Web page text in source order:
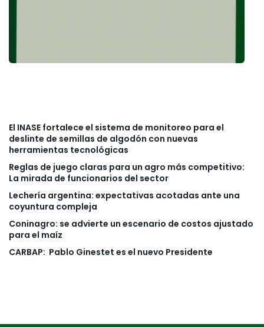
El INASE fortalece el sistema de monitoreo para el
deslinte de semillas de algodón con nuevas
herramientas tecnológicas
Reglas de juego claras para un agro más competitivo:
La mirada de funcionarios del sector
Lechería argentina: expectativas acotadas ante una
coyuntura compleja
Coninagro: se advierte un escenario de costos ajustado
para el maíz
CARBAP: Pablo Ginestet es el nuevo Presidente